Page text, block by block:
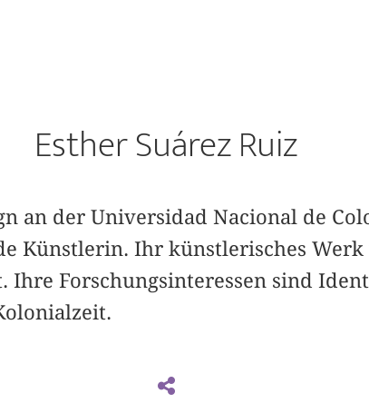
Esther Suárez Ruiz
an der Universidad Nacional de
Künstlerin. Ihr künstlerisches
Ihre Forschungsinteressen sind